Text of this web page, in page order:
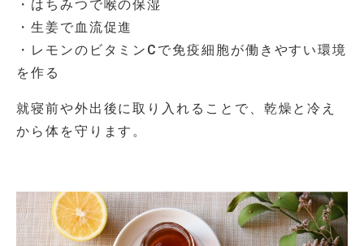
・はちみつで喉の保湿
・生姜で血流促進
・レモンのビタミンCで免疫細胞が働きやすい環境
を作る
就寝前や外出後に取り入れることで、乾燥と冷え
から体を守ります。